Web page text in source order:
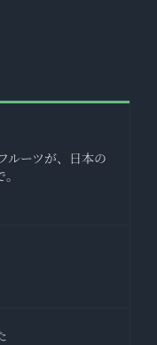
ルーツが、日本の